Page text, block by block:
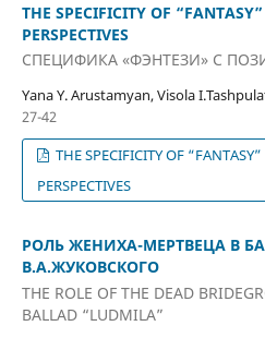
THE SPECIFICITY OF
PERSPECTIVES
СПЕЦИФИКА «ФЭНТЕЗИ» С
Yana Y. Arustamyan, Visola
27-42
THE SPECIFICITY OF
PERSPECTIVES
РОЛЬ ЖЕНИХА-МЕРТВЕЦА В
В.А.ЖУКОВСКОГО
THE ROLE OF THE DEAD
BALLAD “LUDMILA”